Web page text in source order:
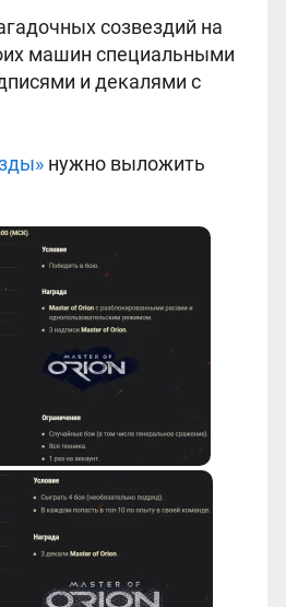
созвездий на
машин специальными
и декалями с
нужно выложить